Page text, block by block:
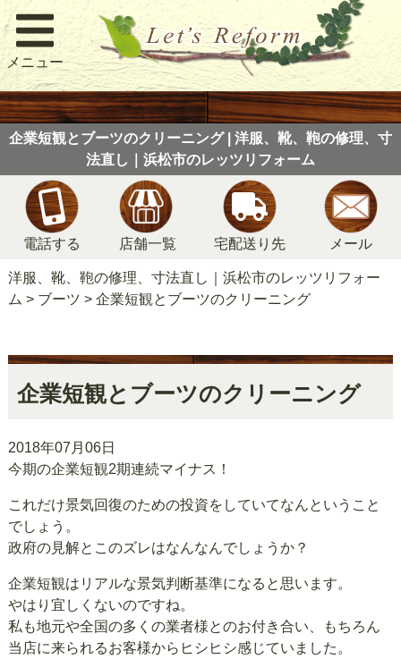
メニュー
企業短観とブーツのクリーニング | 洋服、靴、鞄の修理、寸
法直し｜浜松市のレッツリフォーム
電話する 店舗一覧 宅配送り先 メール
洋服、靴、鞄の修理、寸法直し｜浜松市のレッツリフォー
ム > ブーツ > 企業短観とブーツのクリーニング
企業短観とブーツのクリーニング
2018年07月06日
今期の企業短観2期連続マイナス！
これだけ景気回復のための投資をしていてなんということ
でしょう。
政府の見解とこのズレはなんなんでしょうか？
企業短観はリアルな景気判断基準になると思います。
やはり宜しくないのですね。
私も地元や全国の多くの業者様とのお付き合い、もちろん
当店に来られるお客様からヒシヒシ感じていました。